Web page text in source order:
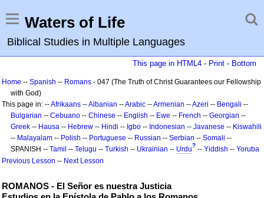
Waters of Life
Biblical Studies in Multiple Languages
This page in HTML4 - Print - Bottom
Home -- Spanish -- Romans - 047 (The Truth of Christ Guarantees our Fellowship
with God)
This page in: --Afrikaans --Albanian --Arabic --Armenian --Azeri -- Bengali --
Bulgarian -- Cebuano -- Chinese -- English -- Ewe -- French -- Georgian --
Greek -- Hausa -- Hebrew -- Hindi -- Igbo -- Indonesian -- Javanese -- Kiswahili
-- Malayalam -- Polish -- Portuguese -- Russian -- Serbian -- Somali --
SPANISH -- Tamil -- Telugu -- Turkish -- Ukrainian -- Urdu? -- Yiddish -- Yoruba
Previous Lesson -- Next Lesson
ROMANOS - El Señor es nuestra Justicia